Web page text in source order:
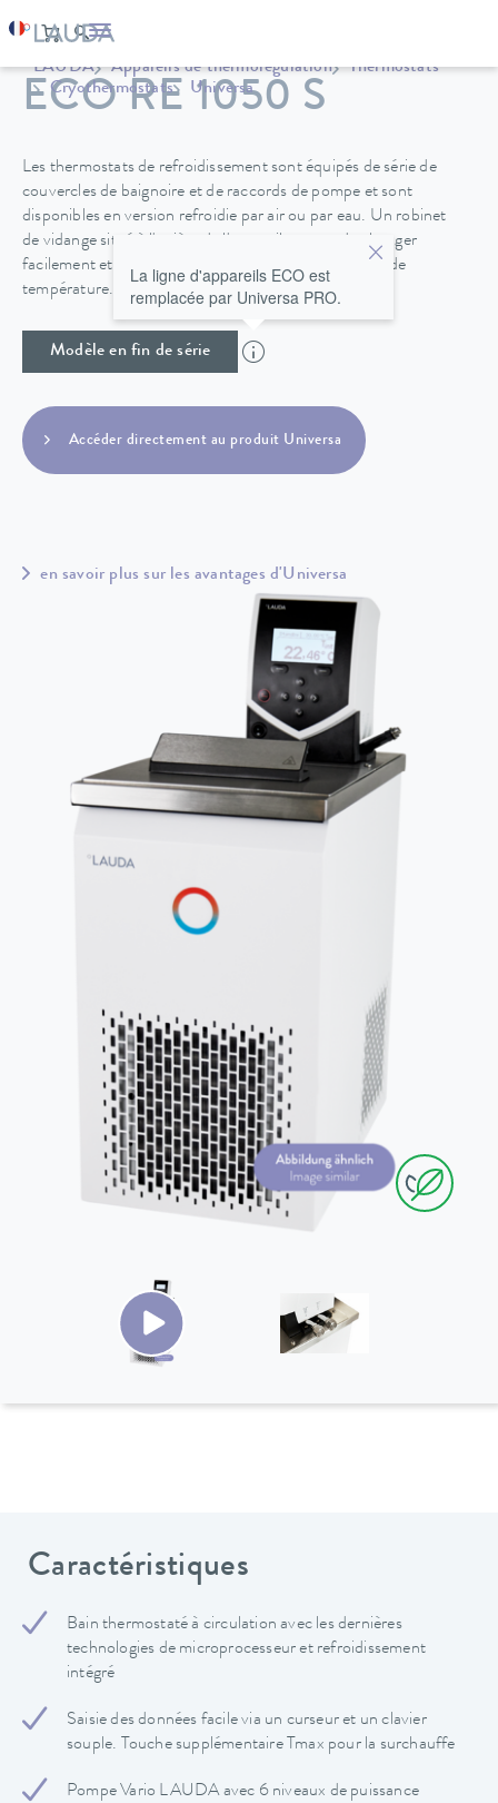
LAUDA Appareils de thermorégulation
Thermostats
Cryothermostats
Universa
ECO RE 1050 S
Les thermostats de refroidissement sont équipés de série de
couvercles de baignoire et de raccords de pompe et sont
disponibles en version refroidie par air ou par eau. Un robinet
de vidange situé à l'arrière de l'appareil permet de changer
facilement et en toute sécurité le fluide de régulation de
température.
Modèle en fin de série
La ligne d'appareils ECO est
remplacée par Universa PRO.
Accéder directement au produit Universa
en savoir plus sur les avantages d'Universa
Caractéristiques
Bain thermostaté à circulation avec les dernières
technologies de microprocesseur et refroidissement
intégré
Saisie des données facile via un curseur et un clavier
souple. Touche supplémentaire Tmax pour la surchauffe
Pompe Vario LAUDA avec 6 niveaux de puissance